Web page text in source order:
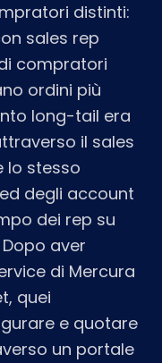
distinti:
sales rep
compratori
ordini più
long-tail era
il sales
lo stesso
degli account
dei rep su
aver
di Mercura
quei
e quotare
un portale